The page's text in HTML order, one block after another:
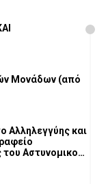
(από
Αλληλεγγύης και
του Αστυνομικού